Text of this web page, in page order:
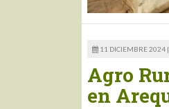
11 DICIEMBRE 2024 |
Agro
en